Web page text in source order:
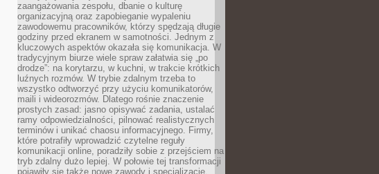
zaangażowania zespołu, dbanie o kulturę
organizacyjną oraz zapobieganie wypaleniu
zawodowemu pracowników, którzy spędzają długie
godziny przed ekranem w samotności. Jednym z
kluczowych aspektów okazała się komunikacja. W
tradycyjnym biurze wiele spraw załatwia się „po
drodze”: na korytarzu, w kuchni, w trakcie krótkich
luźnych rozmów. W trybie zdalnym trzeba to
wszystko odtworzyć przy użyciu komunikatorów,
maili i wideorozmów. Dlatego rośnie znaczenie
prostych zasad: jasno opisywać zadania, ustalać
ramy odpowiedzialności, pilnować realistycznych
terminów i unikać chaosu informacyjnego. Firmy,
które potrafiły wprowadzić czytelne reguły
komunikacji online, poradziły sobie z przejściem na
tryb zdalny dużo lepiej. W połowie tej transformacji
pojawiły się także nowe zawody i specjalizacje.